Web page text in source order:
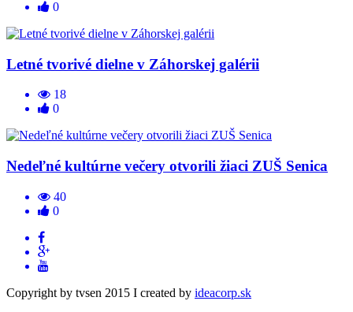
0
Letné tvorivé dielne v Záhorskej galérii
18
0
Nedeľné kultúrne večery otvorili žiaci ZUŠ Senica
40
0
Copyright by tvsen 2015 I created by ideacorp.sk